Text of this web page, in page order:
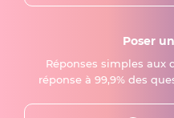
Poser
Réponses simples aux
réponse à 99,9% des